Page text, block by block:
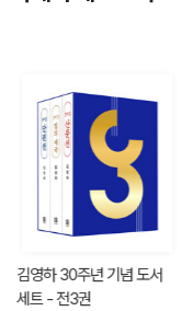
김영하 30주년 기념 도서
세트 - 전3권